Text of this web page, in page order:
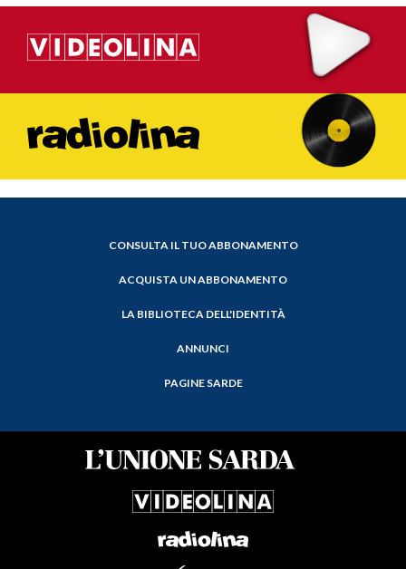
CONSULTA IL TUO ABBONAMENTO
ACQUISTA UN ABBONAMENTO
LA BIBLIOTECA DELL'IDENTITÀ
ANNUNCI
PAGINE SARDE